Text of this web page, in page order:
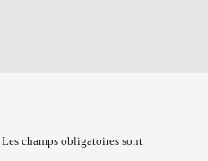
Les champs obligatoires sont